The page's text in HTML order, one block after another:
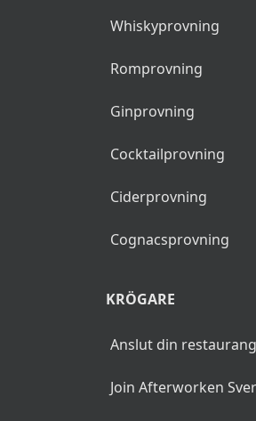
Whiskyprovning
Romprovning
Ginprovning
Cocktailprovning
Ciderprovning
Cognacsprovning
KRÖGARE
Anslut din restaurang
Join Afterworken